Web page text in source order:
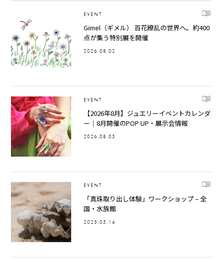
EVENT
Gimel（ギメル） 百花繚乱の世界へ。約400
点が集う特別展を開催
2026.08.02
EVENT
【2026年8月】ジュエリーイベントカレンダ
ー｜8月開催のPOP UP・展示会情報
2026.08.05
EVENT
「真珠取り出し体験」ワークショップ – 全
国・水族館
2025.05.14